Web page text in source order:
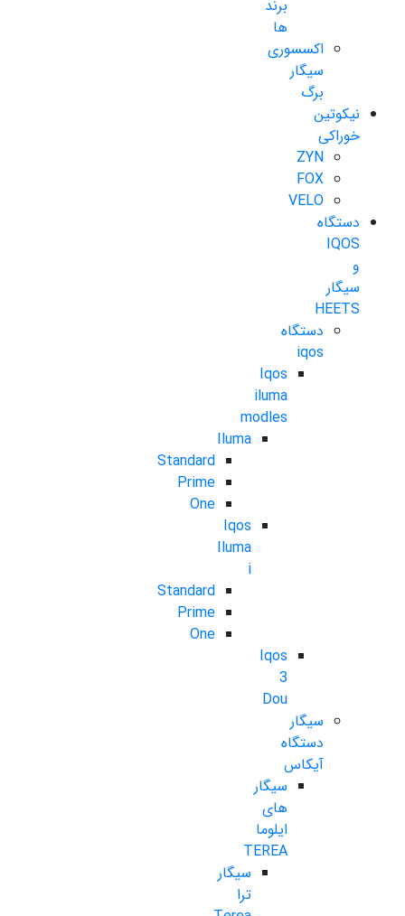
برند
ها
اکسسوری
سیگار
برگ
نیکوتین
خوراکی
ZYN
FOX
VELO
دستگاه
IQOS
و
سیگار
HEETS
دستگاه
iqos
Iqos
iluma
modles
Iluma
Standard
Prime
One
Iqos
Iluma
i
Standard
Prime
One
Iqos
3
Dou
سیگار
دستگاه
آیکاس
سیگار
های
ایلوما
TEREA
سیگار
ترا